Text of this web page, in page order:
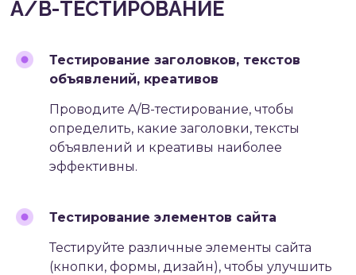
Тестирование заголовков, текстов
объявлений, креативов
Проводите A/B-тестирование, чтобы
определить, какие заголовки, тексты
объявлений и креативы наиболее
эффективны.
Тестирование элементов сайта
Тестируйте различные элементы сайта
(кнопки, формы, дизайн), чтобы улучшить